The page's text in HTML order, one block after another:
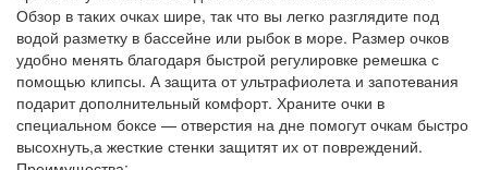
Обзор в таких очках шире, так что вы легко разглядите под
водой разметку в бассейне или рыбок в море. Размер очков
удобно менять благодаря быстрой регулировке ремешка с
помощью клипсы. А защита от ультрафиолета и запотевания
подарит дополнительный комфорт. Храните очки в
специальном боксе — отверстия на дне помогут очкам быстро
высохнуть,а жесткие стенки защитят их от повреждений.